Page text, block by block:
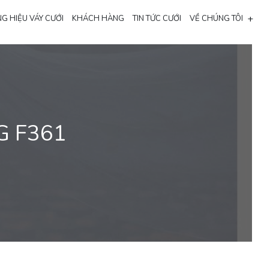
HIỆU VÁY CƯỚI KHÁCH HÀNG TIN TỨC CƯỚI VỀ CHÚNG TÔI +
F361